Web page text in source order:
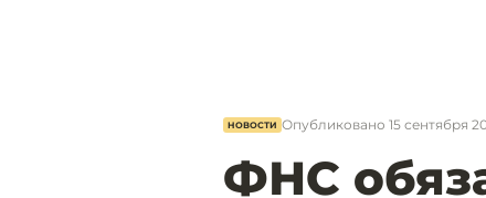
НОВОСТИ Опубликовано 15 сентября
ФНС